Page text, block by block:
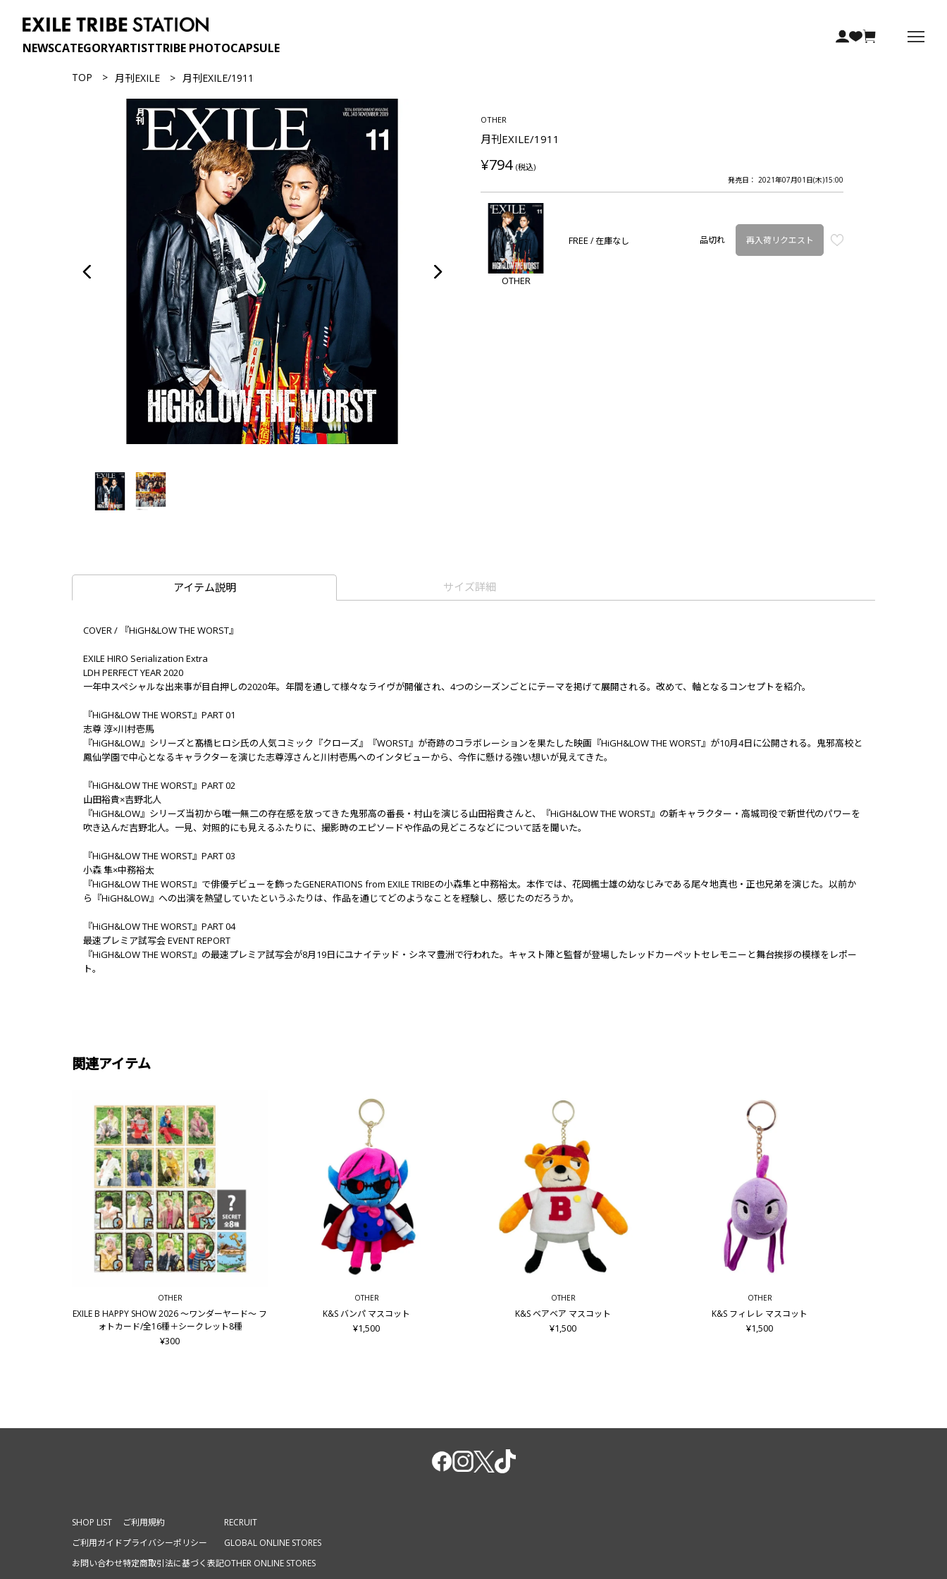
NEWSCATEGORYARTISTTRIBE PHOTOCAPSULE
TOP 月刊EXILE 月刊EXILE/1911
OTHER
月刊EXILE/1911
¥794 (税込)
発売日： 2021年07月01日(木)15:00
OTHER
FREE / 在庫なし 品切れ 再入荷リクエスト
アイテム説明 サイズ詳細
COVER / 『HiGH&LOW THE WORST』
EXILE HIRO Serialization Extra
LDH PERFECT YEAR 2020
一年中スペシャルな出来事が目白押しの2020年。年間を通して様々なライヴが開催され、4つのシーズンごとにテーマを掲げて展開される。改めて、軸となるコンセプトを紹介。
『HiGH&LOW THE WORST』PART 01
志尊 淳×川村壱馬
『HiGH&LOW』シリーズと髙橋ヒロシ氏の人気コミック『クローズ』『WORST』が奇跡のコラボレーションを果たした映画『HiGH&LOW THE WORST』が10月4日に公開される。鬼邪高校と
鳳仙学園で中心となるキャラクターを演じた志尊淳さんと川村壱馬へのインタビューから、今作に懸ける強い想いが見えてきた。
『HiGH&LOW THE WORST』PART 02
山田裕貴×吉野北人
『HiGH&LOW』シリーズ当初から唯一無二の存在感を放ってきた鬼邪高の番長・村山を演じる山田裕貴さんと、『HiGH&LOW THE WORST』の新キャラクター・高城司役で新世代のパワーを
吹き込んだ吉野北人。一見、対照的にも見えるふたりに、撮影時のエピソードや作品の見どころなどについて話を聞いた。
『HiGH&LOW THE WORST』PART 03
小森 隼×中務裕太
『HiGH&LOW THE WORST』で俳優デビューを飾ったGENERATIONS from EXILE TRIBEの小森隼と中務裕太。本作では、花岡楓士雄の幼なじみである尾々地真也・正也兄弟を演じた。以前か
ら『HiGH&LOW』への出演を熱望していたというふたりは、作品を通じてどのようなことを経験し、感じたのだろうか。
『HiGH&LOW THE WORST』PART 04
最速プレミア試写会 EVENT REPORT
『HiGH&LOW THE WORST』の最速プレミア試写会が8月19日にユナイテッド・シネマ豊洲で行われた。キャスト陣と監督が登場したレッドカーペットセレモニーと舞台挨拶の模様をレポー
ト。
関連アイテム
OTHER
EXILE B HAPPY SHOW 2026 ～ワンダーヤード～ フ
ォトカード/全16種＋シークレット8種
¥300
OTHER
K&S バンパ マスコット
¥1,500
OTHER
K&S ベアベア マスコット
¥1,500
OTHER
K&S フィレレ マスコット
¥1,500
SHOP LIST
ご利用ガイド
お問い合わせ
ご利用規約
プライバシーポリシー
特定商取引法に基づく表記
RECRUIT
GLOBAL ONLINE STORES
OTHER ONLINE STORES